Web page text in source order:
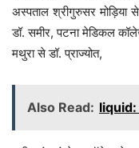
अस्पताल श्रीगुरुसर
डॉ. समीर, पटना मेडिकल
मथुरा से डॉ. प्राज्योत,
Also Read: liquid: